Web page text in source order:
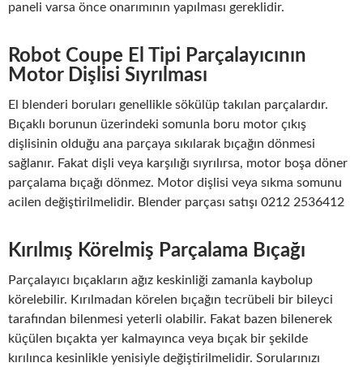
paneli varsa önce onarımının yapılması gereklidir.
Robot Coupe El Tipi Parçalayıcının
Motor Dişlisi Sıyrılması
El blenderi boruları genellikle sökülüp takılan parçalardır.
Bıçaklı borunun üzerindeki somunla boru motor çıkış
dişlisinin olduğu ana parçaya sıkılarak bıçağın dönmesi
sağlanır. Fakat dişli veya karşılığı sıyrılırsa, motor boşa döner
parçalama bıçağı dönmez. Motor dişlisi veya sıkma somunu
acilen değiştirilmelidir. Blender parçası satışı 0212 2536412
Kırılmış Körelmiş Parçalama Bıçağı
Parçalayıcı bıçakların ağız keskinliği zamanla kaybolup
körelebilir. Kırılmadan körelen bıçağın tecrübeli bir bileyci
tarafından bilenmesi yeterli olabilir. Fakat bazen bilenerek
küçülen bıçakta yer kalmayınca veya bıçak bir şekilde
kırılınca kesinlikle yenisiyle değiştirilmelidir. Sorularınızı